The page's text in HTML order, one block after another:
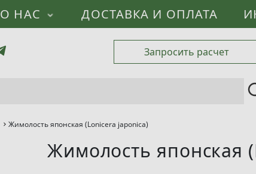
О НАС ДОСТАВКА И ОПЛАТА
Запросить расчет
Жимолость японская (Lonicera japonica)
Жимолость японская